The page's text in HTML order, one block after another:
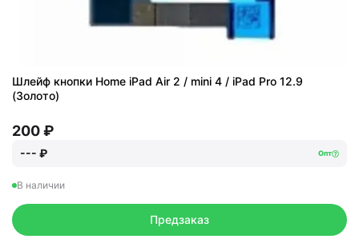
Шлейф кнопки Home iPad Air 2 / mini 4 / iPad Pro 12.9
(Золото)
200 ₽
--- ₽ Опт
В наличии
Предзаказ